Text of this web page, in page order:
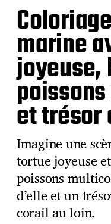
marine
joyeuse,
et trésor
Imagine une
tortue joyeuse
poissons
d’elle et un
corail au loin.